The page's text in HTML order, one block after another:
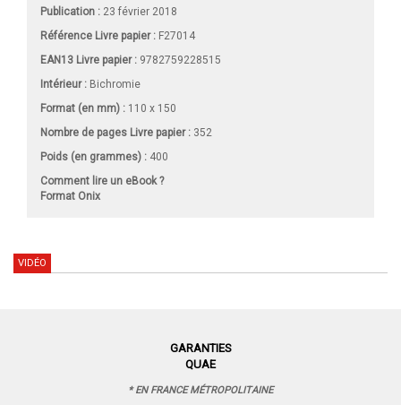
Publication : 23 février 2018
Référence Livre papier : F27014
EAN13 Livre papier : 9782759228515
Intérieur : Bichromie
Format (en mm) : 110 x 150
Nombre de pages Livre papier: 352
Poids (en grammes) : 400
Comment lire un eBook ?
Format Onix
VIDÉO
GARANTIES
QUAE
* EN FRANCE MÉTROPOLITAINE